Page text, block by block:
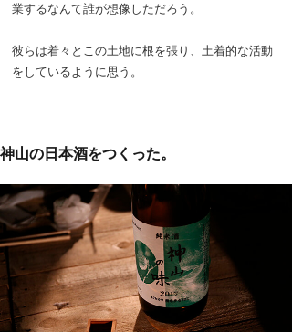
業するなんて誰が想像しただろう。
彼らは着々とこの土地に根を張り、土着的な活動
をしているように思う。
神山の日本酒をつくった。